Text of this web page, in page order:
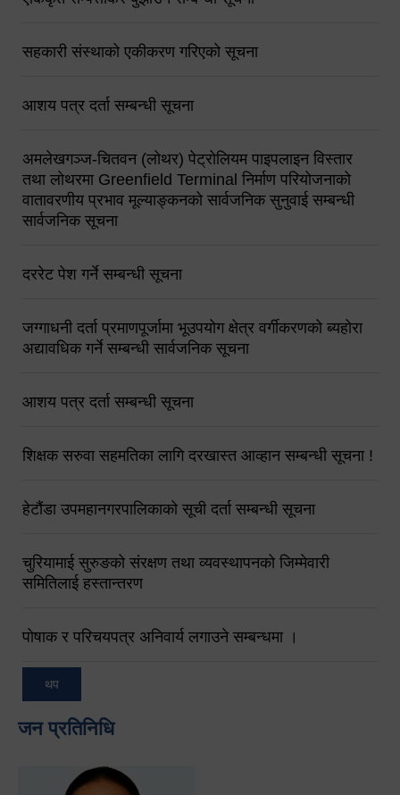
सहकारी संस्थाको एकीकरण गरिएको सूचना
आशय पत्र दर्ता सम्बन्धी सूचना
अमलेखगञ्ज-चितवन (लोथर) पेट्रोलियम पाइपलाइन विस्तार
तथा लोथरमा Greenfield Terminal निर्माण परियोजनाको
वातावरणीय प्रभाव मूल्याङ्कनको सार्वजनिक सुनुवाई सम्बन्धी
सार्वजनिक सूचना
दररेट पेश गर्ने सम्बन्धी सूचना
जग्गाधनी दर्ता प्रमाणपूर्जामा भूउपयोग क्षेत्र वर्गीकरणको ब्यहोरा
अद्यावधिक गर्ने सम्बन्धी सार्वजनिक सूचना
आशय पत्र दर्ता सम्बन्धी सूचना
शिक्षक सरुवा सहमतिका लागि दरखास्त आव्हान सम्बन्धी सूचना !
हेटौंडा उपमहानगरपालिकाको सूची दर्ता सम्बन्धी सूचना
चुरियामाई सुरुङको संरक्षण तथा व्यवस्थापनको जिम्मेवारी
समितिलाई हस्तान्तरण
पोषाक र परिचयपत्र अनिवार्य लगाउने सम्बन्धमा ।
थप
जन प्रतिनिधि